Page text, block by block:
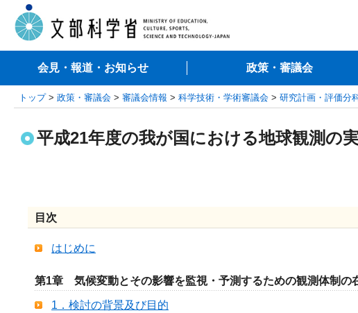
会見・報道・お知らせ 政策・審議会
トップ> 政策・審議会 > 審議会情報 > 科学技術・学術審議会 > 研究計画・評価分
平成21年度の我が国における地球観測の
目次
はじめに
第1章 気候変動とその影響を監視・予測するための観測体制の
1．検討の背景及び目的